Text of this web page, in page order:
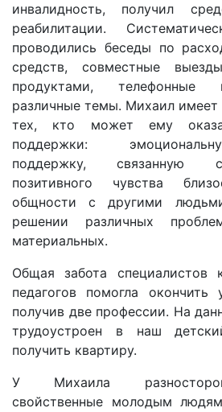
инвалидность, получил
реабилитации.
проводились беседы по
средств, совместные
продуктами, телефонные
различные темы. Михаил
тех, кто может ему
поддержки:
поддержку, связанную
позитивного чувства
общности с другими
решении различных
материальных.
Общая забота специалистов
педагогов помогла окончить
получив две профессии. На
трудоустроен в наш
получить квартиру.
У Михаила
свойственные молодым